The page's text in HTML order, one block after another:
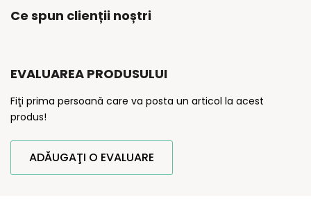
Ce spun clienții noștri
EVALUAREA PRODUSULUI
Fiţi prima persoană care va posta un articol la acest
produs!
ADĂUGAŢI O EVALUARE